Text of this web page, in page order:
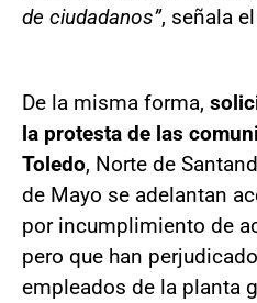
de ciudadanos”, señala
De la misma forma,
la protesta de las
Toledo, Norte de
de Mayo se adelantan
por incumplimiento de
pero que han
empleados de la planta